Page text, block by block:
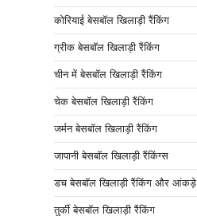
कोरियाई बेसबॉल खिलाड़ी रैंकिंग
ग्रीक बेसबॉल खिलाड़ी रैंकिंग
चीन में बेसबॉल खिलाड़ी रैंकिंग
चेक बेसबॉल खिलाड़ी रैंकिंग
जर्मन बेसबॉल खिलाड़ी रैंकिंग
जापानी बेसबॉल खिलाड़ी रैंकिंग्स
डच बेसबॉल खिलाड़ी रैंकिंग और आंकड़े
तुर्की बेसबॉल खिलाड़ी रैंकिंग